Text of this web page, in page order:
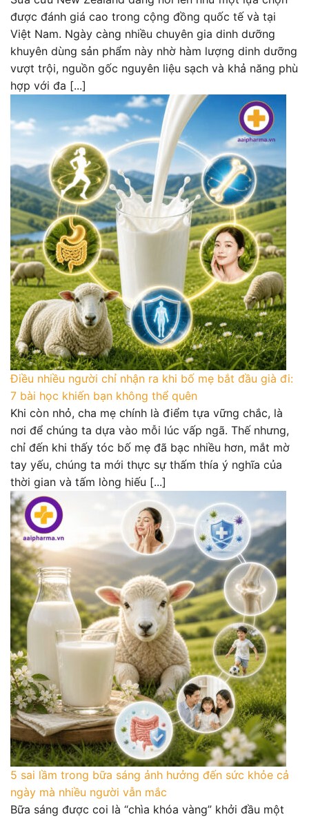
được đánh giá cao trong cộng đồng quốc tế và tại
Việt Nam. Ngày càng nhiều chuyên gia dinh dưỡng
khuyên dùng sản phẩm này nhờ hàm lượng dinh dưỡng
vượt trội, nguồn gốc nguyên liệu sạch và khả năng phù
hợp với đa [...]
Điều nhiều người chỉ nhận ra khi bố mẹ bắt đầu già đi:
7 bài học khiến bạn không thể quên
Khi còn nhỏ, cha mẹ chính là điểm tựa vững chắc, là
nơi để chúng ta dựa vào mỗi lúc vấp ngã. Thế nhưng,
chỉ đến khi thấy tóc bố mẹ đã bạc nhiều hơn, mắt mờ
tay yếu, chúng ta mới thực sự thấm thía ý nghĩa của
thời gian và tấm lòng hiếu [...]
5 sai lầm trong bữa sáng ảnh hưởng đến sức khỏe cả
ngày mà nhiều người vẫn mắc
Bữa sáng được coi là “chìa khóa vàng” khởi đầu một